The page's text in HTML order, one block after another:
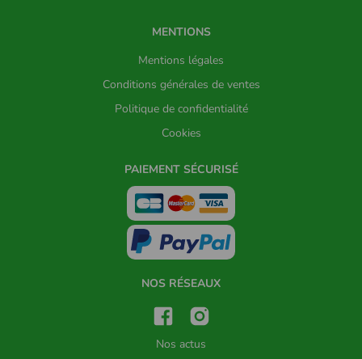
MENTIONS
Mentions légales
Conditions générales de ventes
Politique de confidentialité
Cookies
PAIEMENT SÉCURISÉ
NOS RÉSEAUX
Nos actus